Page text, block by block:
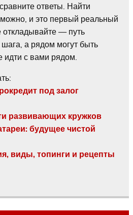
ответы. Найти
и это первый реальный
— путь
шага, а рядом могут быть
идти с вами рядом.
под залог
развивающих кружков
будущее чистой
виды, топинги и рецепты